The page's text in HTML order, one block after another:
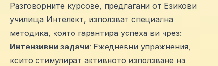
Разговорните курсове, предлагани от Езикови
училища Интелект, използват специална
методика, която гарантира успеха ви чрез:
Интензивни задачи: Ежедневни упражнения,
които стимулират активното използване на